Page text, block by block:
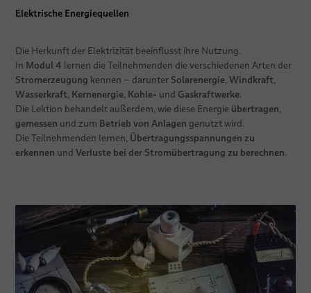
Elektrische Energiequellen
Die Herkunft der Elektrizität beeinflusst ihre Nutzung.
In Modul 4 lernen die Teilnehmenden die verschiedenen Arten der
Stromerzeugung kennen – darunter Solarenergie,Windkraft,
Wasserkraft, Kernenergie, Kohle- und Gaskraftwerke.
Die Lektion behandelt außerdem, wie diese Energie übertragen,
gemessen und zum Betrieb von Anlagen genutzt wird.
Die Teilnehmenden lernen, Übertragungsspannungen zu
erkennen und Verluste bei der Stromübertragung zu berechnen.